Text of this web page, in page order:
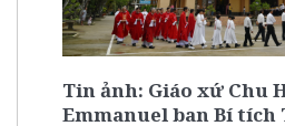
Tin ảnh: Giáo xứ Chu
Emmanuel ban Bí tích